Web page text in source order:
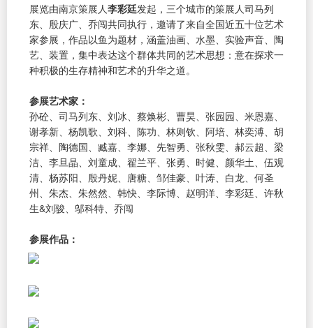
展览由南京策展人李彩廷发起，三个城市的策展人司马列
东、殷庆广、乔闯共同执行，邀请了来自全国近五十位艺术
家参展，作品以鱼为题材，涵盖油画、水墨、实验声音、陶
艺、装置，集中表达这个群体共同的艺术思想：意在探求一
种积极的生存精神和艺术的升华之道。
参展艺术家：
孙砼、司马列东、刘冰、蔡焕彬、曹昊、张园园、米恩嘉、
谢孝新、杨凯歌、刘科、陈功、林则钦、阿培、林奕溥、胡
宗祥、陶德国、臧嘉、李娜、先智勇、张秋雯、郝云超、梁
洁、李旦晶、刘童成、翟兰平、张勇、时健、颜华土、伍观
清、杨苏阳、殷丹妮、唐糖、邹佳豪、叶涛、白龙、何圣
州、朱杰、朱然然、韩快、李际博、赵明洋、李彩廷、许秋
生&刘骏、邬科特、乔闯
参展作品：